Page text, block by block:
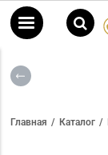
Главная Каталог